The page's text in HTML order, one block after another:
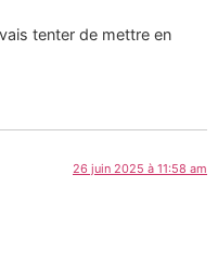
tenter de mettre en
26 juin 2025 à 11:58 am